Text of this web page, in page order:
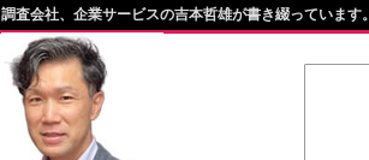
調査会社、企業サービスの吉本哲雄が書き綴っています。